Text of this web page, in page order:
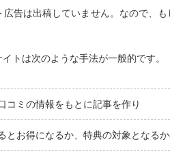
告は出稿していません。なので、
トは次のような手法が一般的です。
コミの情報をもとに記事を作り
とお得になるか、特典の対象となる